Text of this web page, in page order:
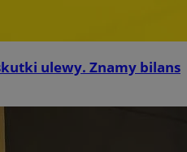
ulewy. Znamy bilans